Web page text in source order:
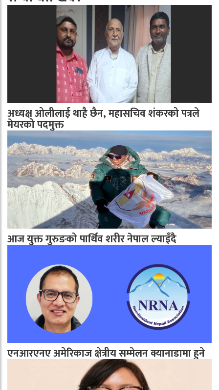
अध्यक्ष ओलीलाई थाहै छैन, महासचिव शंकरको पत्रले
मेयरको पदमुक्त
आज युक्त गुरुङको पार्थिव शरीर नेपाल ल्याइँदै
एनआरएनए अमेरिकाज क्षेत्रीय सम्मेलन क्यानाडामा हुने